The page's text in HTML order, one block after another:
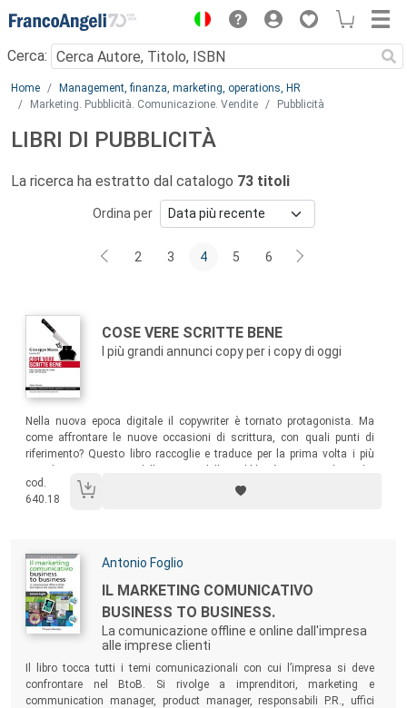
Menu
Cerca:
Main content
Home
Management, finanza, marketing, operations, HR
Marketing. Pubblicità. Comunicazione. Vendite
Pubblicità
LIBRI DI PUBBLICITÀ
La ricerca ha estratto dal catalogo 73 titoli
Ordina per
2 3 4 5 6
Autori:
Titolo:
COSE VERE SCRITTE BENE
I più grandi annunci copy per i copy di oggi
Sommario:
Nella nuova epoca digitale il copywriter è tornato protagonista. Ma
come affrontare le nuove occasioni di scrittura, con quali punti di
riferimento? Questo libro raccoglie e traduce per la prima volta i più
hanno fissato gli standard della scrittura più brillante, argomentando e
coinvolgendo, in equilibrio miracoloso tra leggerezza e umanità.
cod.
640.18
Autori:
Antonio Foglio
Titolo:
IL MARKETING COMUNICATIVO
BUSINESS TO BUSINESS.
La comunicazione offline e online dall'impresa
alle imprese clienti
Il libro tocca tutti i temi comunicazionali con cui l’impresa si deve
confrontare nel BtoB. Si rivolge a imprenditori, marketing e
communication manager, product manager, responsabili P.R., uffici